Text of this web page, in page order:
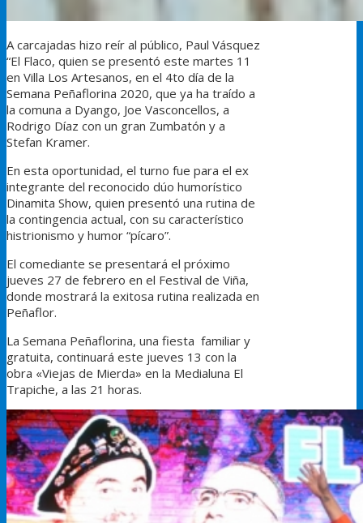
A carcajadas hizo reír al público, Paul Vásquez
“El Flaco, quien se presentó este martes 11
en Villa Los Artesanos, en el 4to día de la
Semana Peñaflorina 2020, que ya ha traído a
la comuna a Dyango, Joe Vasconcellos, a
Rodrigo Díaz con un gran Zumbatón y a
Stefan Kramer.
En esta oportunidad, el turno fue para el ex
integrante del reconocido dúo humorístico
Dinamita Show, quien presentó una rutina de
la contingencia actual, con su característico
histrionismo y humor “pícaro”.
El comediante se presentará el próximo
jueves 27 de febrero en el Festival de Viña,
donde mostrará la exitosa rutina realizada en
Peñaflor.
La Semana Peñaflorina, una fiesta familiar y
gratuita, continuará este jueves 13 con la
obra «Viejas de Mierda» en la Medialuna El
Trapiche, a las 21 horas.